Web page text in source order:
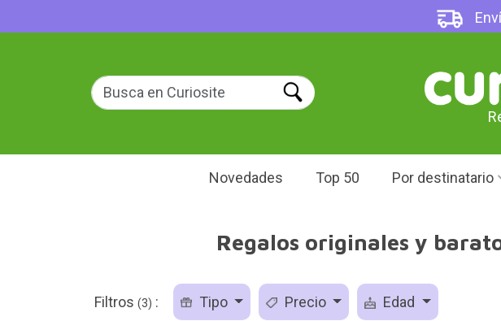
Novedades Top 50 Por destinatario
Regalos originales y
Filtros (3) : Tipo Precio Edad